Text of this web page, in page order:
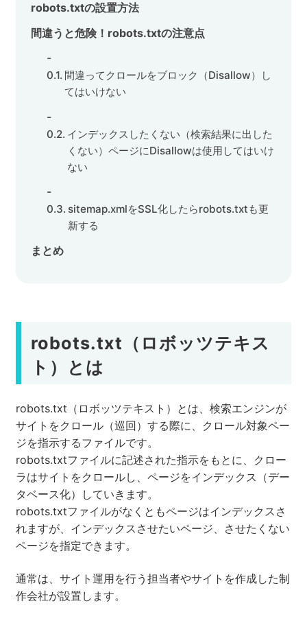
robots.txtの設置方法
間違うと危険！robots.txtの注意点
間違ってクロールをブロック（Disallow）し
てはいけない
インデックスしたくない（検索結果に出した
くない）ページにDisallowは使用してはいけ
ない
sitemap.xmlをSSL化したらrobots.txtも更
新する
まとめ
robots.txt（ロボッツテキス
ト）とは
robots.txt（ロボッツテキスト）とは、検索エンジンが
サイトをクロール（巡回）する際に、クロール対象ペー
ジを指示するファイルです。
robots.txtファイルに記述された指示をもとに、クロー
ラはサイトをクロールし、ページをインデックス（デー
タベース化）していきます。
robots.txtファイルがなくともページはインデックスさ
れますが、インデックスさせたいページ、させたくない
ページを指定できます。
通常は、サイト運用を行う担当者やサイトを作成した制
作会社が設置します。